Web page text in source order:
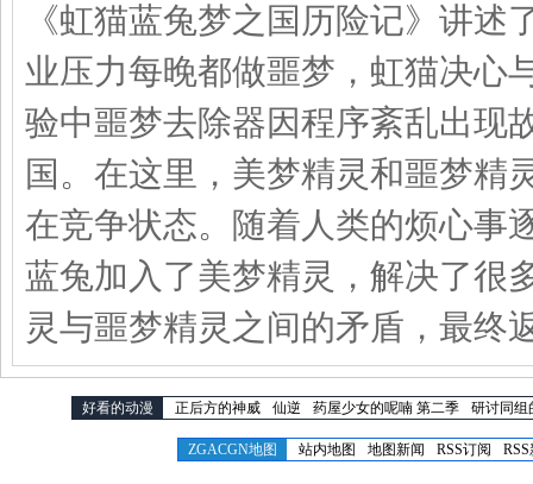
《虹猫蓝兔梦之国历险记》讲
业压力每晚都做噩梦，虹猫决心
验中噩梦去除器因程序紊乱出现
国。在这里，美梦精灵和噩梦精
在竞争状态。随着人类的烦心事
蓝兔加入了美梦精灵，解决了很
灵与噩梦精灵之间的矛盾，最
好看的动漫 正后方的神威 仙逆 药屋少女的呢喃 第二季 研讨同组
ZGACGN地图 站内地图 地图新闻 RSS订阅